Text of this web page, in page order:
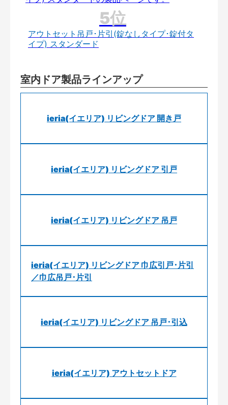
アウトセット吊戸･片引(錠なしタイプ･錠付タ
イプ) スタンダード
室内ドア製品ラインアップ
ieria(イエリア) リビングドア 開き戸
ieria(イエリア) リビングドア 引戸
ieria(イエリア) リビングドア 吊戸
ieria(イエリア) リビングドア 巾広引戸･片引
／巾広吊戸･片引
ieria(イエリア) リビングドア 吊戸･引込
ieria(イエリア) アウトセットドア